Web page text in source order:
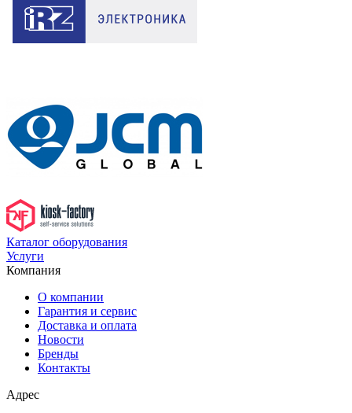
Каталог оборудования
Услуги
Компания
О компании
Гарантия и сервис
Доставка и оплата
Новости
Бренды
Контакты
Адрес